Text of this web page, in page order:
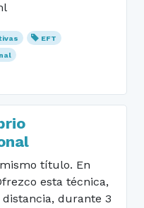
EFT
título. En
esta técnica,
durante 3